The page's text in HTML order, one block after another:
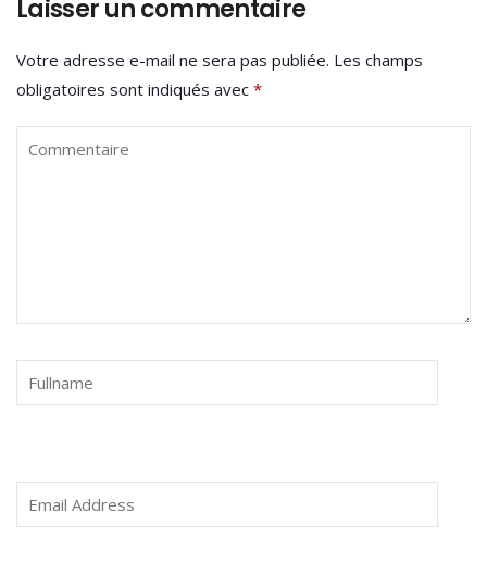
Laisser un commentaire
Votre adresse e-mail ne sera pas publiée. Les champs
obligatoires sont indiqués avec *